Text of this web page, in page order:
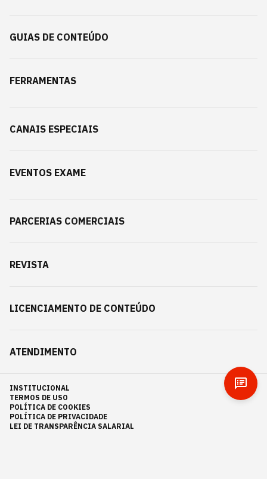
GUIAS DE CONTEÚDO
FERRAMENTAS
CANAIS ESPECIAIS
EVENTOS EXAME
PARCERIAS COMERCIAIS
REVISTA
LICENCIAMENTO DE CONTEÚDO
ATENDIMENTO
INSTITUCIONAL
TERMOS DE USO
POLÍTICA DE COOKIES
POLÍTICA DE PRIVACIDADE
LEI DE TRANSPARÊNCIA SALARIAL